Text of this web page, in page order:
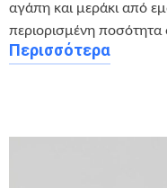
αγάπη και μεράκι από
περιορισμένη
Περισσότερα